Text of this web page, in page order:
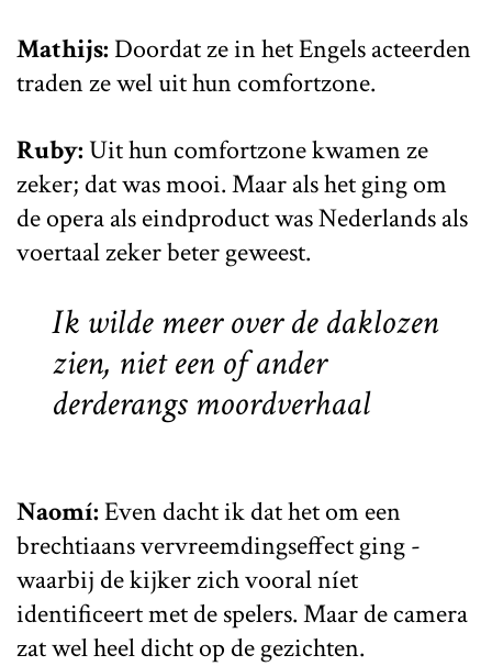
Mathijs: Doordat ze in het Engels acteerden
traden ze wel uit hun comfortzone.
Ruby:Uit hun comfortzone kwamen ze
zeker; dat was mooi. Maar als het ging om
de opera als eindproduct was Nederlands als
voertaal zeker beter geweest.
Ik wilde meer over de daklozen
zien, niet een of ander
derderangs moordverhaal
Naomí:Even dacht ik dat het om een
brechtiaans vervreemdingseffect ging -
waarbij de kijker zich vooral níet
identificeert met de spelers. Maar de camera
zat wel heel dicht op de gezichten.